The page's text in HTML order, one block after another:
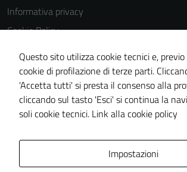
Informativa privacy
Cookie Policy
Note legali
Dichiarazione di accessibilità
Obiettivi di accessibilità
Piano di miglioramento del sito
Questo sito utilizza cookie tecnici e,
cookie di profilazione di terze parti.
'Accetta tutti' si presta il consenso alla
cliccando sul tasto 'Esci' si continua la
soli cookie tecnici. Link alla cookie policy
Impostazioni